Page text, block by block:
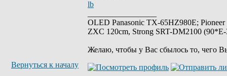
lb
OLED Panasonic TX-65HZ980E;
ZXC 120cm, Strong SRT-DM2100
Желаю, чтобы у Вас сбылось то, чего
Вернуться к началу